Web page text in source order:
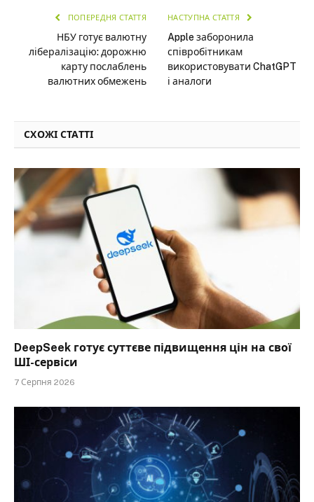
ПОПЕРЕДНЯ СТАТТЯ
НБУ готує валютну
лібералізацію: дорожню
карту послаблень
валютних обмежень
НАСТУПНА СТАТТЯ
Apple заборонила
співробітникам
використовувати ChatGPT
і аналоги
СХОЖІ СТАТТІ
DeepSeek готує суттєве підвищення цін на свої
ШІ-сервіси
7 Серпня 2026